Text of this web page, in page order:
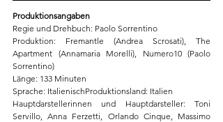
Produktionsangaben
Regie und Drehbuch: Paolo Sorrentino
Produktion: Fremantle (Andrea Scrosati), The
Apartment (Annamaria Morelli), Numero10 (Paolo
Sorrentino)
Länge: 133 Minuten
Sprache: ItalienischProduktionsland: Italien
Hauptdarstellerinnen und Hauptdarsteller: Toni
Servillo, Anna Ferzetti, Orlando Cinque, Massimo